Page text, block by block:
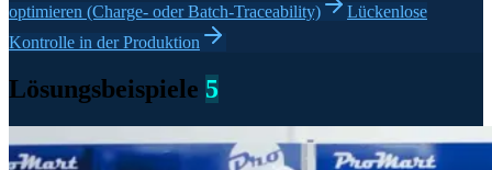
optimieren (Charge- oder Batch-Traceability)
Lückenlose
Kontrolle in der Produktion
Lösungsbeispiele 5